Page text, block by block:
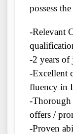
possess
-Relevant
-2 years of
-Excellent
fluency in
-Thorough
offers /
-Proven